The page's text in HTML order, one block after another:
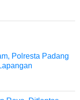
Polresta Padang